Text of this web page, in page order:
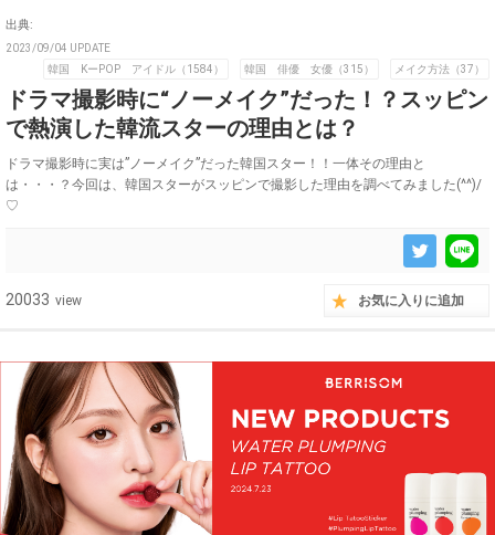
出典:
2023/09/04 UPDATE
韓国 KーPOP アイドル（1584）
韓国 俳優 女優（315） メイク方法（37）
ドラマ撮影時に“ノーメイク”だった！？スッピン
で熱演した韓流スターの理由とは？
ドラマ撮影時に実は”ノーメイク”だった韓国スター！！一体その理由と
は・・・？今回は、韓国スターがスッピンで撮影した理由を調べてみました(^^)/
♡
20033 view お気に入りに追加